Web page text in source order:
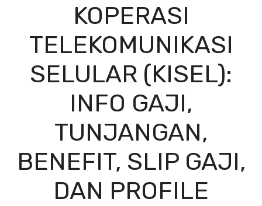
KOPERASI
TELEKOMUNIKASI
SELULAR (KISEL):
INFO GAJI,
TUNJANGAN,
BENEFIT, SLIP GAJI,
DAN PROFILE